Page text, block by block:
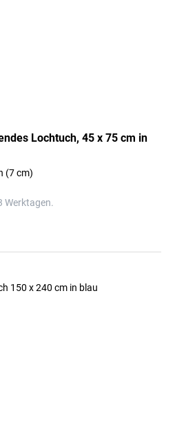
Lochtuch, 45 x 75 cm in
(7 cm)
Werktagen.